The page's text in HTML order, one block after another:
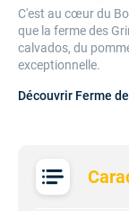
C'est au cœur du
que la ferme des
calvados, du
exceptionnelle.
Découvrir Ferme